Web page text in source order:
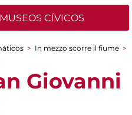
CÍVICOS
> In mezzo scorre il fiume >
Giovanni